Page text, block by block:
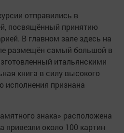
отправились в
посвящённый принятию
В главном зале здесь на
размещён самый большой в
итальянскими
книга в силу высокого
исполнения признана
знака» расположена
привезли около 100 картин